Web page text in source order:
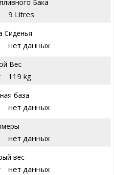
Бака
9 Litres
Сиденья
нет данных
Вес
119 kg
база
нет данных
нет данных
вес
нет данных